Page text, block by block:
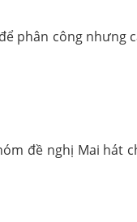
phân công nhưng
đề nghị Mai hát